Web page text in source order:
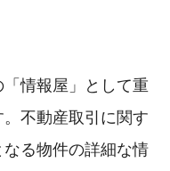
情報屋」として重
不動産取引に関す
る物件の詳細な情